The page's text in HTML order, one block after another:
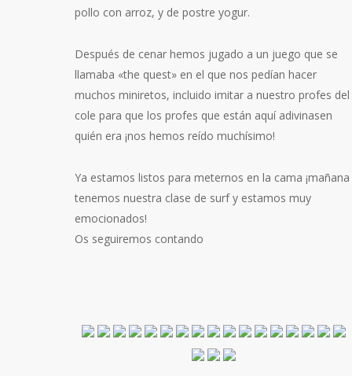
pollo con arroz, y de postre yogur.
Después de cenar hemos jugado a un juego que se
llamaba «the quest» en el que nos pedían hacer
muchos miniretos, incluido imitar a nuestro profes del
cole para que los profes que están aquí adivinasen
quién era ¡nos hemos reído muchísimo!
Ya estamos listos para meternos en la cama ¡mañana
tenemos nuestra clase de surf y estamos muy
emocionados!
Os seguiremos contando